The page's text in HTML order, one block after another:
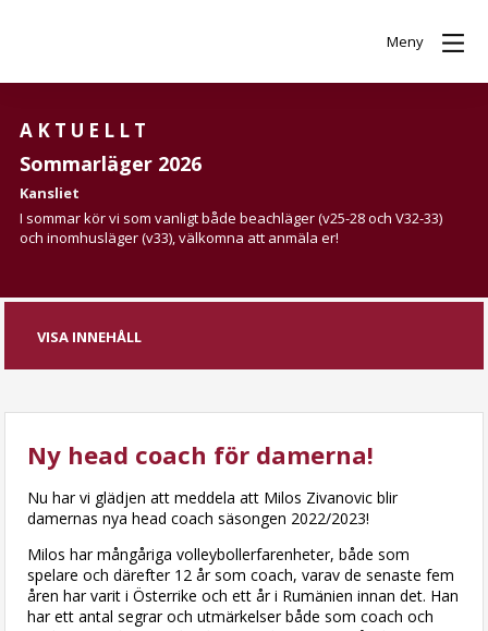
Meny
AKTUELLT
Sommarläger 2026
Kansliet
I sommar kör vi som vanligt både beachläger (v25-28 och V32-33)
och inomhusläger (v33), välkomna att anmäla er!
VISA INNEHÅLL
Ny head coach för damerna!
Nu har vi glädjen att meddela att Milos Zivanovic blir
damernas nya head coach säsongen 2022/2023!
Milos har mångåriga volleybollerfarenheter, både som
spelare och därefter 12 år som coach, varav de senaste fem
åren har varit i Österrike och ett år i Rumänien innan det. Han
har ett antal segrar och utmärkelser både som coach och